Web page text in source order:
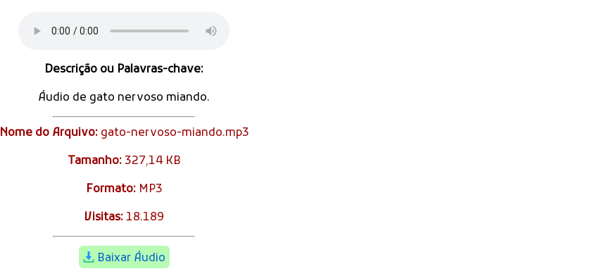
Descrição ou Palavras-chave:
Áudio de gato nervoso miando.
Nome do Arquivo:gato-nervoso-miando.mp3
Tamanho:327,14 KB
Formato:MP3
Visitas:18.189
Baixar Áudio